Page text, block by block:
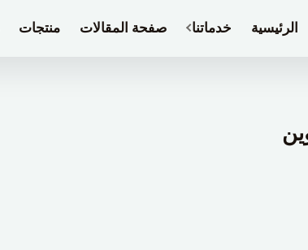
الرئيسية خدماتنا صفحة المقالات منتجات